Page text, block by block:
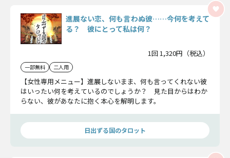
進展ない恋、何も言わぬ彼……今何を考えて
る？ 彼にとって私は何？
1回 1,320円（税込）
一部無料 二人用
【女性専用メニュー】進展しないまま、何も言ってくれない彼
はいったい何を考えているのでしょうか？ 見た目からはわか
らない、彼があなたに抱く本心を解明します。
日出ずる国のタロット